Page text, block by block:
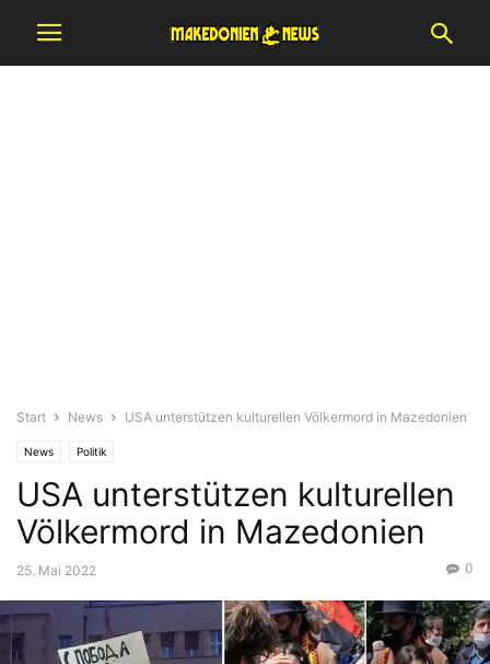
Start News USA unterstützen kulturellen Völkermord in Mazedonien
News Politik
USA unterstützen kulturellen
Völkermord in Mazedonien
25. Mai 2022 0